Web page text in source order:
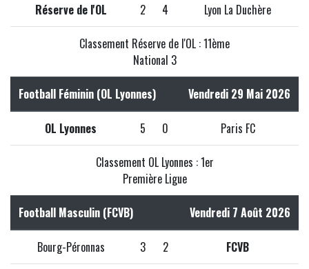
Réserve de l'OL 2 4 Lyon La Duchère
Classement Réserve de l'OL : 11ème
National 3
Football Féminin (OL Lyonnes) Vendredi 29 Mai 2026
OL Lyonnes 5 0 Paris FC
Classement OL Lyonnes : 1er
Première Ligue
Football Masculin (FCVB) Vendredi 7 Août 2026
Bourg-Péronnas 3 2 FCVB